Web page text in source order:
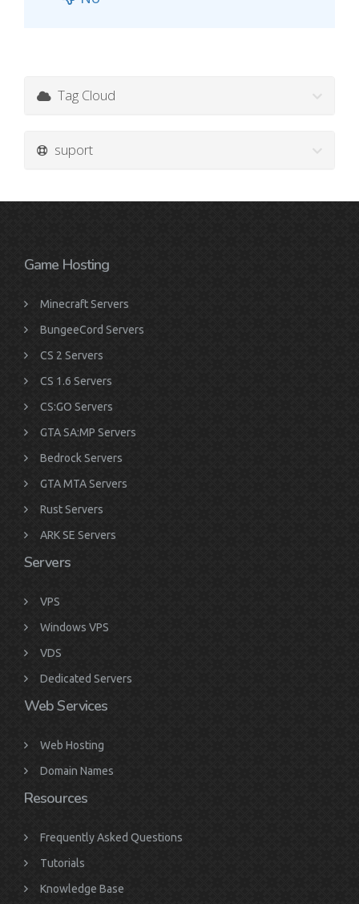
Tag Cloud
suport
Game Hosting
Minecraft Servers
BungeeCord Servers
CS 2 Servers
CS 1.6 Servers
CS:GO Servers
GTA SA:MP Servers
Bedrock Servers
GTA MTA Servers
Rust Servers
ARK SE Servers
Servers
VPS
Windows VPS
VDS
Dedicated Servers
Web Services
Web Hosting
Domain Names
Resources
Frequently Asked Questions
Tutorials
Knowledge Base